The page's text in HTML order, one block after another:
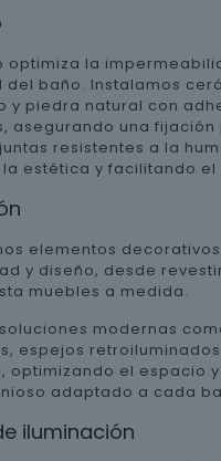
optimiza la
del baño. Instalamos
y piedra natural con
asegurando una fijación
resistentes a la
estética y facilitando el
elementos
y diseño, desde
muebles a medida.
modernas
espejos
optimizando el espacio
adaptado a cada
iluminación